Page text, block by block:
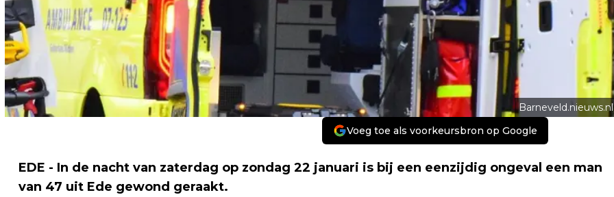
Barneveld.nieuws.nl
Voeg toe als voorkeursbron op Google
EDE - In de nacht van zaterdag op zondag 22 januari is bij een eenzijdig ongeval een man
van 47 uit Ede gewond geraakt.